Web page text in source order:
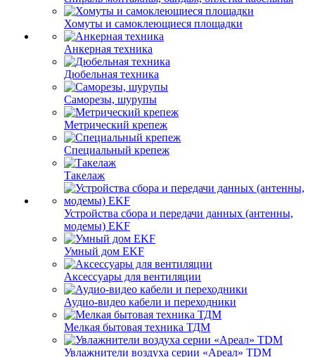
Хомуты и самоклеющиеся площадки
Анкерная техника
Дюбельная техника
Саморезы, шурупы
Метрический крепеж
Специальный крепеж
Такелаж
Устройства сбора и передачи данных (антенны,
модемы) EKF
Умный дом EKF
Аксессуары для вентиляции
Аудио-видео кабели и переходники
Мелкая бытовая техника ТДМ
Увлажнители воздуха серии «Ареал» TDM